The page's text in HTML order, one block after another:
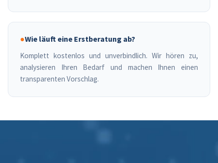
●Wie läuft eine Erstberatung ab?
Komplett kostenlos und unverbindlich. Wir hören zu,
analysieren Ihren Bedarf und machen Ihnen einen
transparenten Vorschlag.